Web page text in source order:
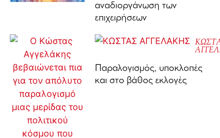
αναδιοργάνωση των
επιχειρήσεων
Παραλογισμός, υποκλοπές
και στο βάθος εκλογές